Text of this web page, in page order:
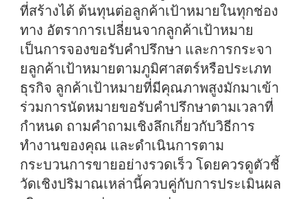
ที่สร้างได้ ต้นทุนต่อลูกค้าเป้าหมายในทุกช่อง
ทาง อัตราการเปลี่ยนจากลูกค้าเป้าหมาย
เป็นการจองขอรับคำปรึกษา และการกระจา
ยลูกค้าเป้าหมายตามภูมิศาสตร์หรือประเภท
ธุรกิจ ลูกค้าเป้าหมายที่มีคุณภาพสูงมักมาเข้า
ร่วมการนัดหมายขอรับคำปรึกษาตามเวลาที่
กำหนด ถามคำถามเชิงลึกเกี่ยวกับวิธีการ
ทำงานของคุณ และดำเนินการตาม
กระบวนการขายอย่างรวดเร็ว โดยควรดูตัวชี้
วัดเชิงปริมาณเหล่านี้ควบคู่กับการประเมินผล